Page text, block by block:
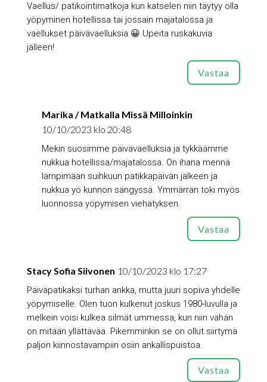
Vaellus/ patikointimatkoja kun katselen niin täytyy olla
yöpyminen hotellissa tai jossain majatalossa ja
vaellukset päivävaelluksia 😀 Upeita ruskakuvia
jälleen!
Vastaa
Marika / Matkalla Missä Milloinkin
10/10/2023 klo 20:48
Mekin suosimme päivävaelluksia ja tykkäämme
nukkua hotellissa/majatalossa. On ihana mennä
lämpimään suihkuun patikkapäivän jälkeen ja
nukkua yö kunnon sängyssä. Ymmärrän toki myös
luonnossa yöpymisen viehätyksen.
Vastaa
Stacy Sofia Siivonen 10/10/2023 klo 17:27
Päiväpatikaksi turhan ankka, mutta juuri sopiva yhdelle
yöpymiselle. Olen tuon kulkenut joskus 1980-luvulla ja
melkein voisi kulkea silmät ummessa, kun niin vähän
on mitään yllättävää. Pikemminkin se on ollut siirtymä
paljon kiinnostavampiin osiin ankallispuistoa.
Vastaa